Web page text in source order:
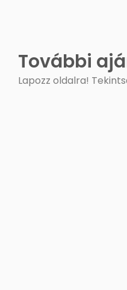
További
Lapozz oldalra!